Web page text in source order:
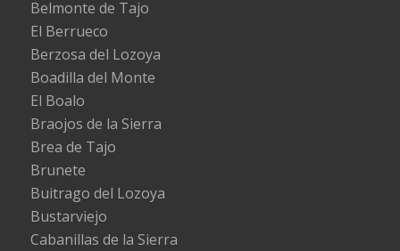
Belmonte de Tajo
El Berrueco
Berzosa del Lozoya
Boadilla del Monte
El Boalo
Braojos de la Sierra
Brea de Tajo
Brunete
Buitrago del Lozoya
Bustarviejo
Cabanillas de la Sierra